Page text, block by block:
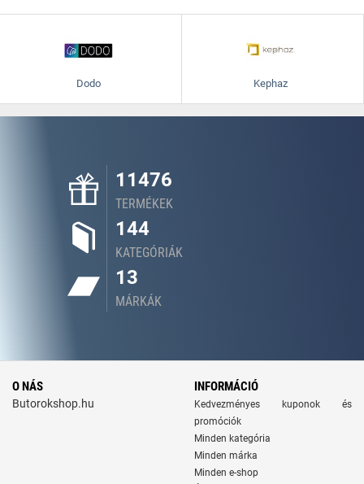
Dodo Kephaz
11476
TERMÉKEK
144
KATEGÓRIÁK
13
MÁRKÁK
O NÁS
Butorokshop.hu
INFORMÁCIÓ
Kedvezményes kuponok és
promóciók
Minden kategória
Minden márka
Minden e-shop